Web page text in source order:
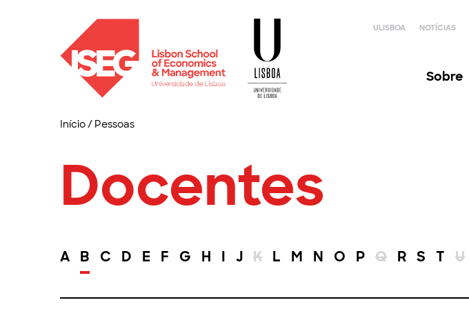
ULISBOA NOTÍCIAS
Sobre
Início/ Pessoas
Docentes
A B C D E F G H I J K L M N O P Q R S T U